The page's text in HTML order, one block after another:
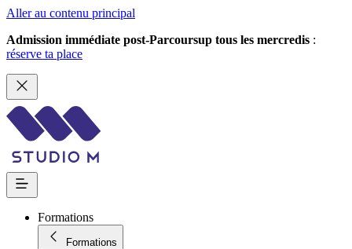
Aller au contenu principal
Admission immédiate post-Parcoursup tous les mercredis :
réserve ta place
Formations
Formations